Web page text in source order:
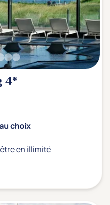
4*
choix
en illimité